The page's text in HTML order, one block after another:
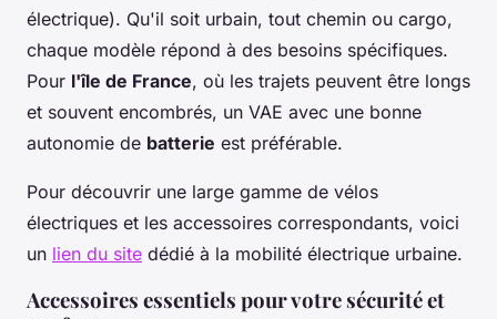
électrique). Qu'il soit urbain, tout chemin ou cargo,
chaque modèle répond à des besoins spécifiques.
Pour l'île de France, où les trajets peuvent être longs
et souvent encombrés, un VAE avec une bonne
autonomie de batterie est préférable.
Pour découvrir une large gamme de vélos
électriques et les accessoires correspondants, voici
un lien du site dédié à la mobilité électrique urbaine.
Accessoires essentiels pour votre sécurité et